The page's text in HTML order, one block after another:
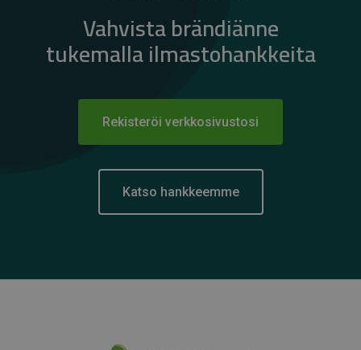
Vahvista brändiänne
tukemalla ilmastohankkeita
Rekisteröi verkkosivustosi
Katso hankkeemme